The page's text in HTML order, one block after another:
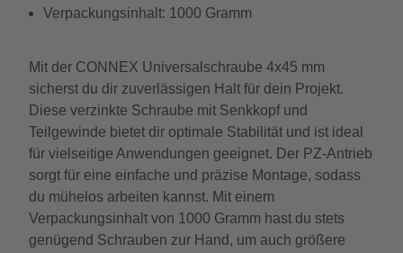
Verpackungsinhalt: 1000 Gramm
Mit der CONNEX Universalschraube 4x45 mm
sicherst du dir zuverlässigen Halt für dein Projekt.
Diese verzinkte Schraube mit Senkkopf und
Teilgewinde bietet dir optimale Stabilität und ist ideal
für vielseitige Anwendungen geeignet. Der PZ-Antrieb
sorgt für eine einfache und präzise Montage, sodass
du mühelos arbeiten kannst. Mit einem
Verpackungsinhalt von 1000 Gramm hast du stets
genügend Schrauben zur Hand, um auch größere